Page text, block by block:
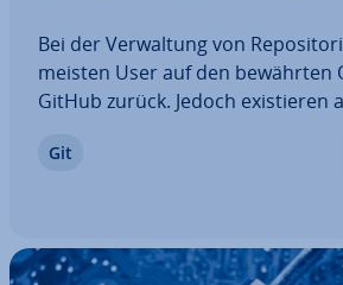
Bei der Ver­wal­tung von
meisten User auf den bewährten
GitHub zurück. Jedoch exis­tie­ren
Umständen besser geeignet sind.
Git